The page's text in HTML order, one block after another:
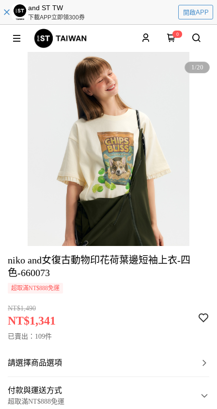
and ST TW
下載APP立即領300券
開啟APP
0
1/20
niko and女復古動物印花荷葉邊短袖上衣-四
色-660073
超取滿NT$888免運
NT$1,490
NT$1,341
已賣出：109件
請選擇商品選項
付款與運送方式
超取滿NT$888免運